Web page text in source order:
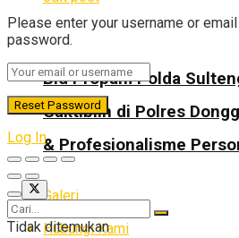
Bid Propam Polda
Gaktiblin di Polres
& Profesionalisme
Galeri
Hubungi Kami
Please enter your username or
password.
Log In
Tidak ditemukan